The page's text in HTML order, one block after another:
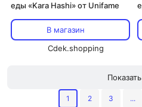
еды «Kara Hashi» от Unifame
В магазин
Cdek.shopping
1 2 3 ...